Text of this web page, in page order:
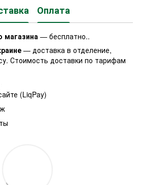
Оплата
магазина — бесплатно..
— доставка в отделение,
Стоимость доставки по тарифам
(LiqPay)